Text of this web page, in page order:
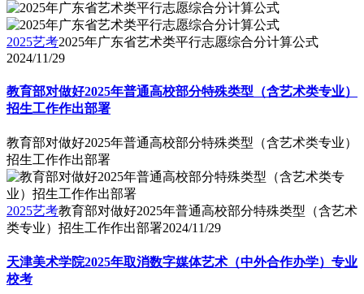
2025艺考2025年广东省艺术类平行志愿综合分计算公式
2024/11/29
教育部对做好2025年普通高校部分特殊类型（含艺术类专业）
招生工作作出部署
教育部对做好2025年普通高校部分特殊类型（含艺术类专业）
招生工作作出部署
2025艺考教育部对做好2025年普通高校部分特殊类型（含艺术
类专业）招生工作作出部署2024/11/29
天津美术学院2025年取消数字媒体艺术（中外合作办学）专业
校考